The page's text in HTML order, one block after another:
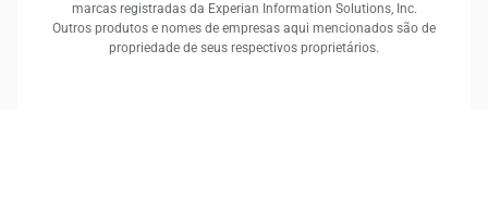
marcas registradas da Experian Information Solutions, Inc.
Outros produtos e nomes de empresas aqui mencionados são de
propriedade de seus respectivos proprietários.